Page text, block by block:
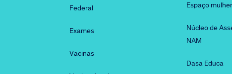
Federal
Exames
Vacinas
Espaço mulher
Núcleo de
NAM
Dasa Educa